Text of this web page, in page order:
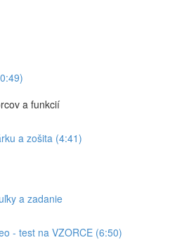
a funkcií
a zošita (4:41)
a zadanie
- test na VZORCE (6:50)